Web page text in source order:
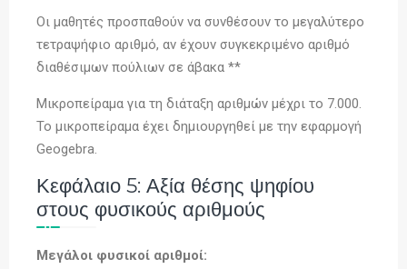
Οι μαθητές προσπαθούν να συνθέσουν το μεγαλύτερο
τετραψήφιο αριθμό, αν έχουν συγκεκριμένο αριθμό
διαθέσιμων πούλιων σε άβακα **
Μικροπείραμα για τη διάταξη αριθμών μέχρι το 7.000.
Το μικροπείραμα έχει δημιουργηθεί με την εφαρμογή
Geogebra.
Κεφάλαιο 5: Αξία θέσης ψηφίου
στους φυσικούς αριθμούς
Μεγάλοι φυσικοί αριθμοί: